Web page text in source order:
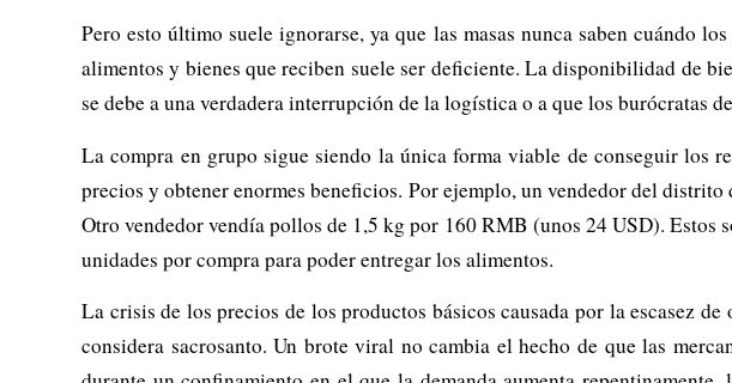
Pero esto último suele ignorarse, ya que las masas nunca saben cuándo
alimentos y bienes que reciben suele ser deficiente. La disponibilidad de
se debe a una verdadera interrupción de la logística o a que los burócratas
La compra en grupo sigue siendo la única forma viable de conseguir los
precios y obtener enormes beneficios. Por ejemplo, un vendedor del
Otro vendedor vendía pollos de 1,5 kg por 160 RMB (unos 24 USD). Estos
unidades por compra para poder entregar los alimentos.
La crisis de los precios de los productos básicos causada por la escasez
considera sacrosanto. Un brote viral no cambia el hecho de que las